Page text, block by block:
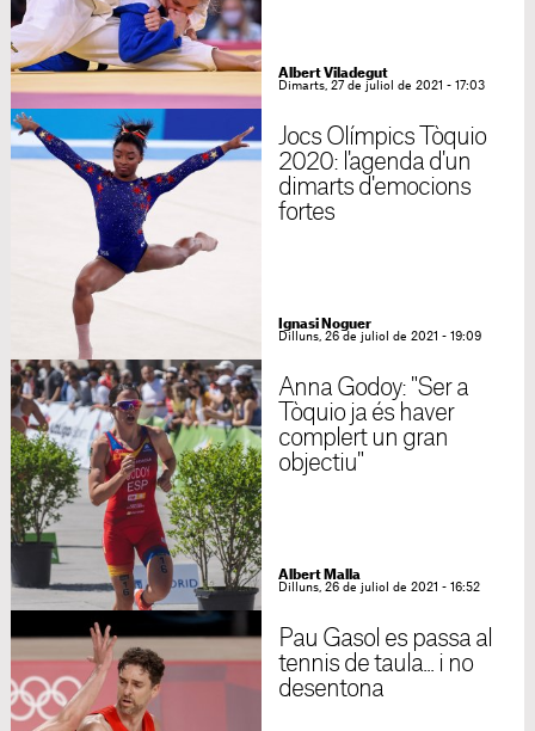
Albert Viladegut
Dimarts, 27 de juliol de 2021 - 17:03
Jocs Olímpics Tòquio
2020: l'agenda d'un
dimarts d'emocions
fortes
Ignasi Noguer
Dilluns, 26 de juliol de 2021 - 19:09
Anna Godoy: "Ser a
Tòquio ja és haver
complert un gran
objectiu"
Albert Malla
Dilluns, 26 de juliol de 2021 - 16:52
Pau Gasol es passa al
tennis de taula... i no
desentona